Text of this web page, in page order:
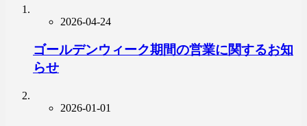
2026-04-24
ゴールデンウィーク期間の営業に関するお知
らせ
2026-01-01